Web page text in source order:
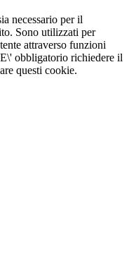
necessario per il
Sono utilizzati per
attraverso funzioni
obbligatorio richiedere il
questi cookie.